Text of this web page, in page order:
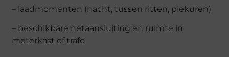
– laadmomenten (nacht, tussen ritten, piekuren)
– beschikbare netaansluiting en ruimte in
meterkast of trafo